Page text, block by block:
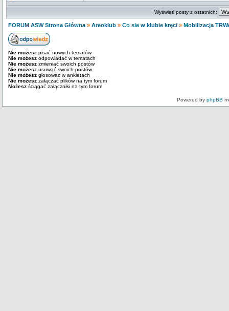
Wyświetl posty z ostatnich:
FORUM ASW Strona Główna » Areoklub » Co sie w klubie kręci » Mobilizacja
Nie możesz pisać nowych tematów
Nie możesz odpowiadać w tematach
Nie możesz zmieniać swoich postów
Nie możesz usuwać swoich postów
Nie możesz głosować w ankietach
Nie możesz załączać plików na tym forum
Możesz ściągać załączniki na tym forum
Powered by phpBB